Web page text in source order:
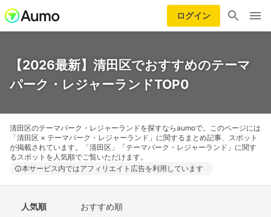
ログイン
【2026最新】清田区でおすすめのテーマ
パーク・レジャーランドTOP0
清田区のテーマパーク・レジャーランドを探すならaumoで。このページには
「清田区 × テーマパーク・レジャーランド」に関するまとめ記事、スポット
が掲載されています。「清田区」「テーマパーク・レジャーランド」に関す
るスポットを人気順でご覧いただけます。
本サービス内ではアフィリエイト広告を利用しています
人気順 おすすめ順